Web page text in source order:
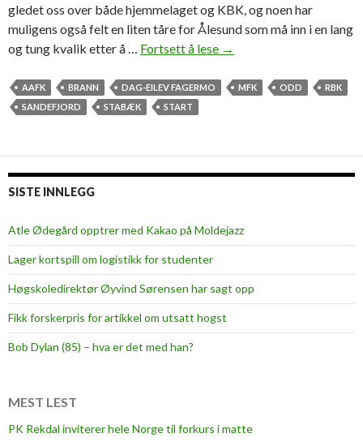
gledet oss over både hjemmelaget og KBK, og noen har
muligens også felt en liten tåre for Ålesund som må inn i en lang
og tung kvalik etter å … Fortsett å lese D
g
→
AAFK BRANN DAG-EILEV FAGERMO MFK ODD
RBK
SANDEFJORD
STABÆK START
SISTE INNLEGG
Atle Ødegård opptrer med Kakao på Moldejazz
Lager kortspill om logistikk for studenter
Høgskoledirektør Øyvind Sørensen har sagt opp
Fikk forskerpris for artikkel om utsatt hogst
Bob Dylan (85) – hva er det med han?
MEST LEST
PK Rekdal inviterer hele Norge til forkurs i matte